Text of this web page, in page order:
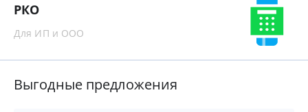
РКО
Для ИП и ООО
Выгодные предложения